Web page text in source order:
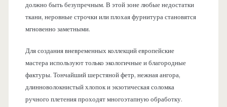
должно быть безупречным. В этой зоне любые недостатки
ткани, неровные строчки или плохая фурнитура становятся
мгновенно заметными.
Для создания вневременных коллекций европейские
мастера используют только экологичные и благородные
фактуры. Тончайший шерстяной фетр, нежная ангора,
длинноволокнистый хлопок и экзотическая соломка
ручного плетения проходят многоэтапную обработку.